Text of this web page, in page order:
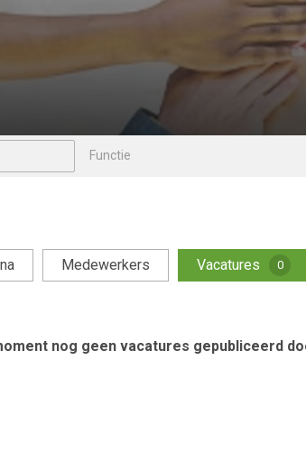
Medewerkers Vacatures 0
nog geen vacatures gepubliceerd